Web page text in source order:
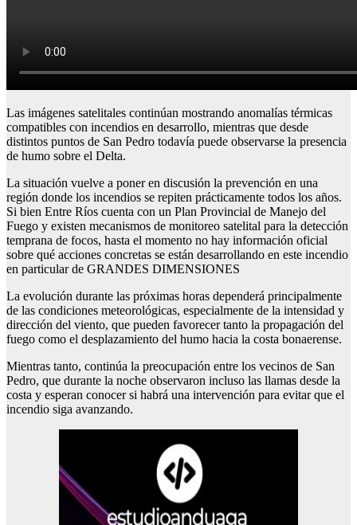
Las imágenes satelitales continúan mostrando anomalías térmicas
compatibles con incendios en desarrollo, mientras que desde
distintos puntos de San Pedro todavía puede observarse la presencia
de humo sobre el Delta.
La situación vuelve a poner en discusión la prevención en una
región donde los incendios se repiten prácticamente todos los años.
Si bien Entre Ríos cuenta con un Plan Provincial de Manejo del
Fuego y existen mecanismos de monitoreo satelital para la detección
temprana de focos, hasta el momento no hay información oficial
sobre qué acciones concretas se están desarrollando en este incendio
en particular de GRANDES DIMENSIONES
La evolución durante las próximas horas dependerá principalmente
de las condiciones meteorológicas, especialmente de la intensidad y
dirección del viento, que pueden favorecer tanto la propagación del
fuego como el desplazamiento del humo hacia la costa bonaerense.
Mientras tanto, continúa la preocupación entre los vecinos de San
Pedro, que durante la noche observaron incluso las llamas desde la
costa y esperan conocer si habrá una intervención para evitar que el
incendio siga avanzando.